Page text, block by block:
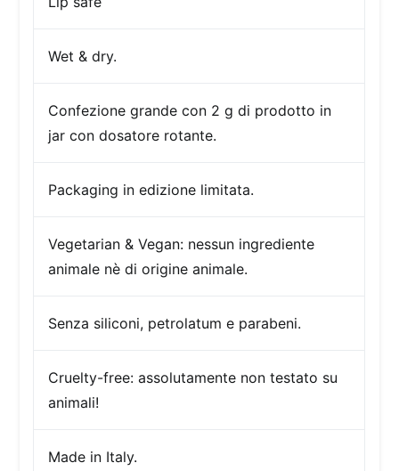
Wet & dry.
Confezione grande con 2 g di prodotto in
jar con dosatore rotante.
Packaging in edizione limitata.
Vegetarian & Vegan: nessun ingrediente
animale nè di origine animale.
Senza siliconi, petrolatum e parabeni.
Cruelty-free: assolutamente non testato su
animali!
Made in Italy.